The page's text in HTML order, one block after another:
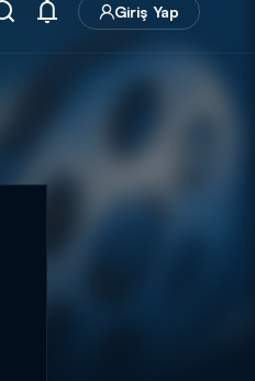
Giriş Yap